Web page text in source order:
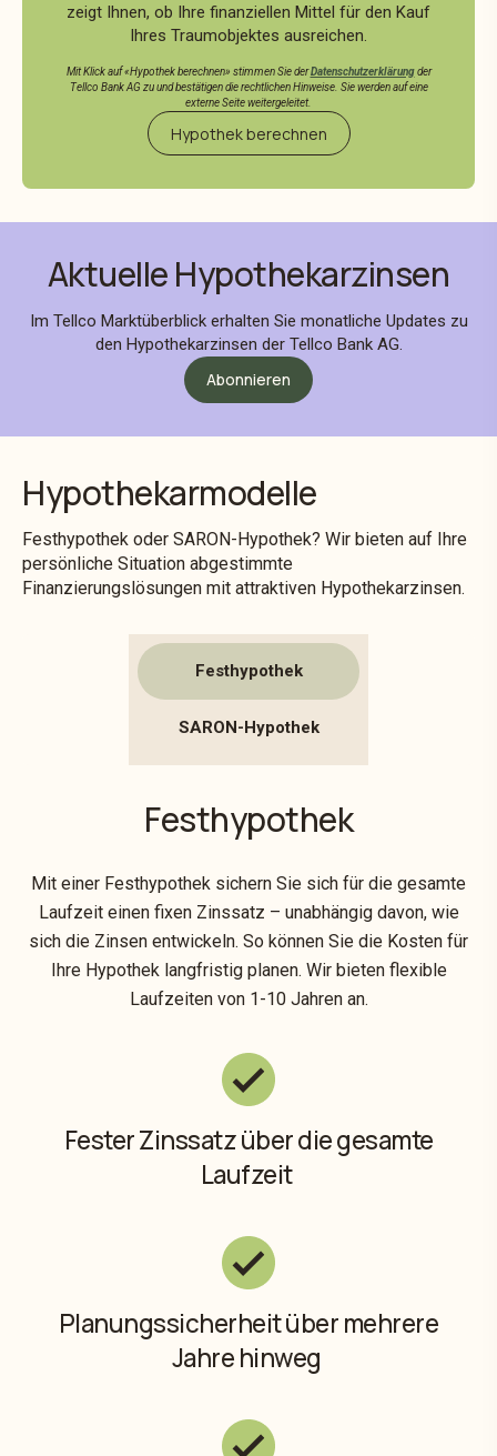
zeigt Ihnen, ob Ihre finanziellen Mittel für den Kauf
Ihres Traumobjektes ausreichen.
Mit Klick auf «Hypothek berechnen» stimmen Sie derDatenschutzerklärungder
Tellco Bank AG zu und bestätigen die rechtlichen Hinweise. Sie werden auf eine
externe Seite weitergeleitet.
Hypothek berechnen
Aktuelle Hypothekarzinsen
Im Tellco Marktüberblick erhalten Sie monatliche Updates zu
den Hypothekarzinsen der Tellco Bank AG.
Abonnieren
Hypothekarmodelle
Festhypothek oder SARON-Hypothek? Wir bieten auf Ihre
persönliche Situation abgestimmte
Finanzierungslösungen mit attraktiven Hypothekarzinsen.
Festhypothek
SARON-Hypothek
Festhypothek
Mit einer Festhypothek sichern Sie sich für die gesamte
Laufzeit einen fixen Zinssatz – unabhängig davon, wie
sich die Zinsen entwickeln. So können Sie die Kosten für
Ihre Hypothek langfristig planen. Wir bieten flexible
Laufzeiten von 1-10 Jahren an.
Fester Zinssatz über die gesamte
Laufzeit
Planungssicherheit über mehrere
Jahre hinweg